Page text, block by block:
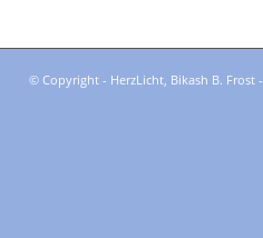
© Copyright - HerzLicht, Bikash B. Frost -